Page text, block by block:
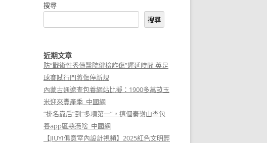
搜尋
搜尋
近期文章
防“戰術性秀傳醫院健檢詐傷”遲延時間 英足
球賽試行門將傷停新規
內蒙古通遼查包養網站比擬：1900多萬畝玉
米迎來豐產季_中國網
“排名靠后”到“多項第一”，這個秦嶺山查包
養app區縣憑啥_中國網
【JIUYI俱意室內設計視頻】2025紅色文明輕